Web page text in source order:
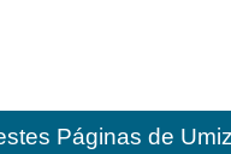
Páginas de